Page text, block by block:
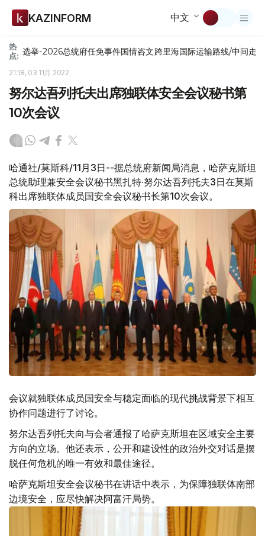
KAZINFORM 中文
热
点: 选举-2026总统府任免事件国情咨文跨里海国际运输路线/中间走廊
21:18, 03 11月 2022
努尔达吾列托夫出席独联体安全会议秘书第
10次会议
哈通社/莫斯科/11月3日--据总统府新闻局消息，哈萨克斯坦
总统助理兼安全会议秘书黑扎特·努尔达吾列托夫3日在莫斯
科出席独联体成员国安全会议秘书长第10次会议。
会议就独联体成员国安全与稳定面临的现代挑战背景下相互
协作问题进行了讨论。
努尔达吾列托夫向与会者通报了哈萨克斯坦在区域安全主要
方向的立场。他还表示，公开和建设性的政治外交对话是摆
脱任何危机的唯一有效和最佳途径。
哈萨克斯坦安全会议秘书在讲话中表示，为保障独联体南部
边境安全，应尽快解决阿富汗局势。